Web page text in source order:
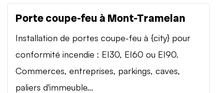
Porte coupe-feu à Mont-Tramelan
Installation de portes coupe-feu à {city} pour
conformité incendie : EI30, EI60 ou EI90.
Commerces, entreprises, parkings, caves,
paliers d'immeuble...